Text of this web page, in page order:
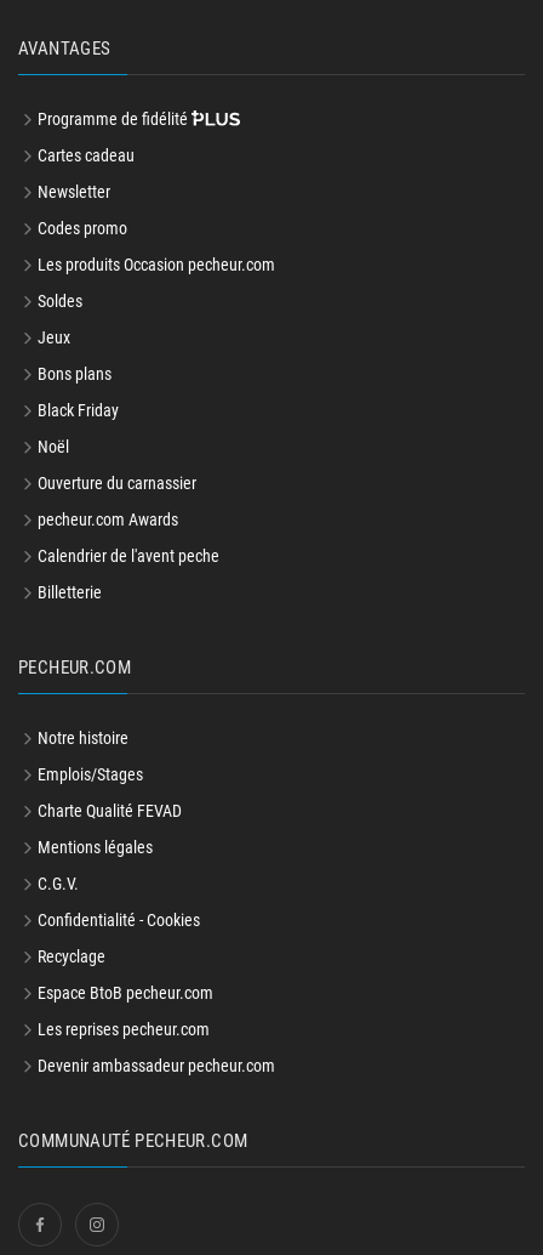
AVANTAGES
Programme de fidélité
Cartes cadeau
Newsletter
Codes promo
Les produits Occasion pecheur.com
Soldes
Jeux
Bons plans
Black Friday
Noël
Ouverture du carnassier
pecheur.com Awards
Calendrier de l'avent peche
Billetterie
PECHEUR.COM
Notre histoire
Emplois/Stages
Charte Qualité FEVAD
Mentions légales
C.G.V.
Confidentialité - Cookies
Recyclage
Espace BtoB pecheur.com
Les reprises pecheur.com
Devenir ambassadeur pecheur.com
COMMUNAUTÉ PECHEUR.COM